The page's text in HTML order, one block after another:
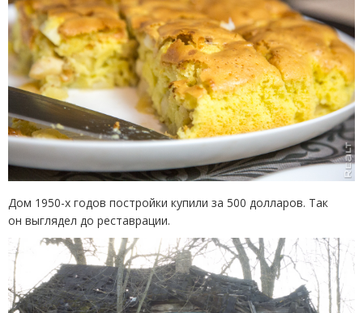
Дом 1950-х годов постройки купили за 500 долларов. Так
он выглядел до реставрации.